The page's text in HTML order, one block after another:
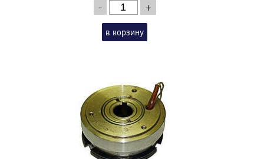
- +
в корзину